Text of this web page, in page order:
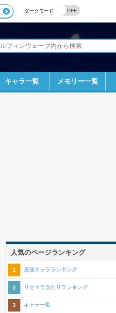
ダークモード
キャラ一覧 メモリー一覧
人気のページランキング
最強キャラランキング
リセマラ当たりランキング
キャラ一覧